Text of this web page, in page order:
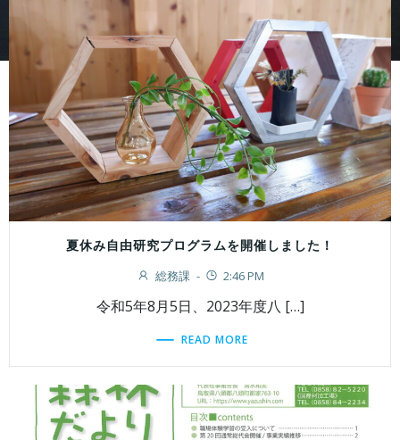
夏休み自由研究プログラムを開催しました！
総務課 - 2:46 PM
令和5年8月5日、2023年度八 […]
READ MORE